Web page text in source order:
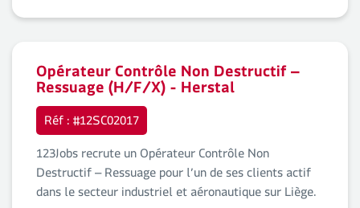
Opérateur Contrôle Non Destructif –
Ressuage (H/F/X) - Herstal
Réf : #12SC02017
123Jobs recrute un Opérateur Contrôle Non
Destructif – Ressuage pour l’un de ses clients actif
dans le secteur industriel et aéronautique sur Liège.